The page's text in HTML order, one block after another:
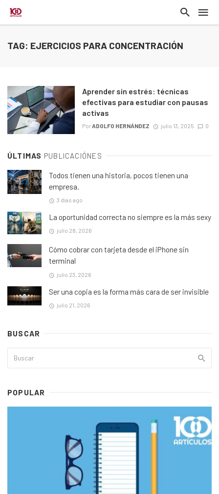
TAG: EJERCICIOS PARA CONCENTRACIÓN
Aprender sin estrés: técnicas
efectivas para estudiar con pausas
activas
PorADOLFO HERNÁNDEZ julio 13, 2025 0
ÚLTIMAS PUBLICACIÓNES
Todos tienen una historia, pocos tienen una
empresa.
3 días ago
La oportunidad correcta no siempre es la más sexy
julio 28, 2026
Cómo cobrar con tarjeta desde el iPhone sin
terminal
julio 23, 2026
Ser una copia es la forma más cara de ser invisible
julio 21, 2026
BUSCAR
POPULAR